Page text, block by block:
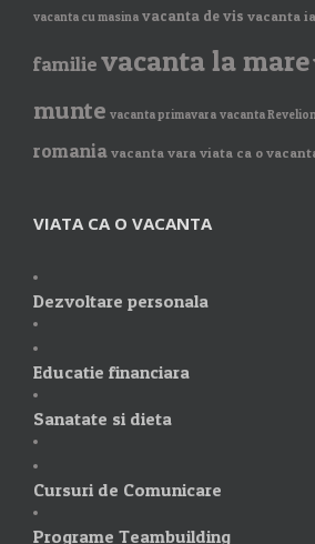
vacanta cu masina vacanta de vis vacanta
familievacanta la mare
munte vacanta primavara vacanta Revelion
romania vacanta vara viata ca o
VIATA CA O VACANTA
Dezvoltare personala
Educatie financiara
Sanatate si dieta
Cursuri de Comunicare
Programe Teambuilding